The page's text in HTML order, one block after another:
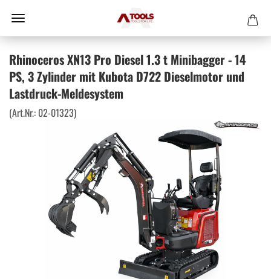
Rhinoceros XN13 Pro Diesel 1.3 t Minibagger - 14
PS, 3 Zylinder mit Kubota D722 Dieselmotor und
Lastdruck-Meldesystem
(Art.Nr.: 02-01323)